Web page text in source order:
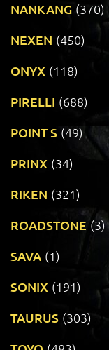
NANKANG (370)
NEXEN (450)
ONYX (118)
PIRELLI (688)
POINT S (49)
PRINX (34)
RIKEN (321)
ROADSTONE (3)
SAVA (1)
SONIX (191)
TAURUS (303)